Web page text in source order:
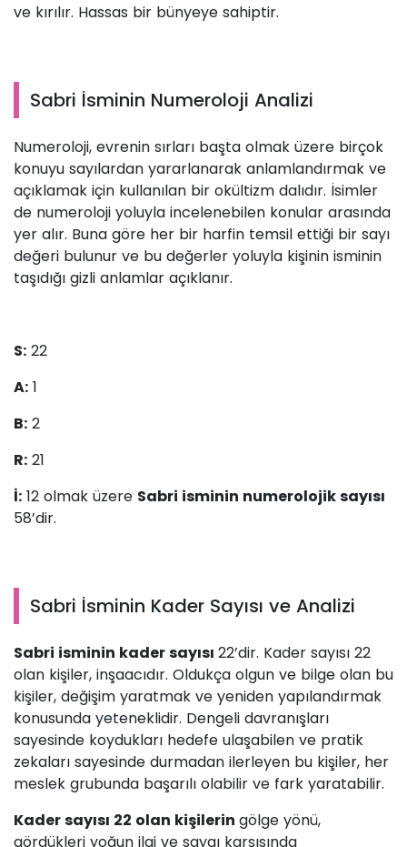
ve kırılır. Hassas bir bünyeye sahiptir.
Sabri İsminin Numeroloji Analizi
Numeroloji, evrenin sırları başta olmak üzere birçok
konuyu sayılardan yararlanarak anlamlandırmak ve
açıklamak için kullanılan bir okültizm dalıdır. İsimler
de numeroloji yoluyla incelenebilen konular arasında
yer alır. Buna göre her bir harfin temsil ettiği bir sayı
değeri bulunur ve bu değerler yoluyla kişinin isminin
taşıdığı gizli anlamlar açıklanır.
S: 22
A: 1
B: 2
R: 21
İ: 12 olmak üzere Sabri isminin numerolojik sayısı
58’dir.
Sabri İsminin Kader Sayısı ve Analizi
Sabri isminin kader sayısı 22’dir. Kader sayısı 22
olan kişiler, inşaacıdır. Oldukça olgun ve bilge olan bu
kişiler, değişim yaratmak ve yeniden yapılandırmak
konusunda yeteneklidir. Dengeli davranışları
sayesinde koydukları hedefe ulaşabilen ve pratik
zekaları sayesinde durmadan ilerleyen bu kişiler, her
meslek grubunda başarılı olabilir ve fark yaratabilir.
Kader sayısı 22 olan kişilerin gölge yönü,
gördükleri yoğun ilgi ve saygı karşısında